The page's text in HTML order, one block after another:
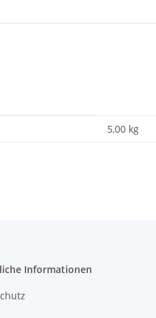
5,00 kg
Informationen